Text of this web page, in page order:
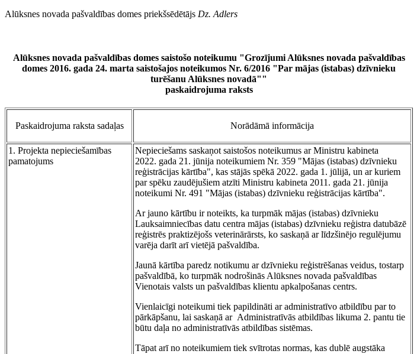
Alūksnes novada pašvaldības domes priekšsēdētājs Dz. Adlers
Alūksnes novada pašvaldības domes saistošo noteikumu "Grozījumi Alūksnes novada pašvaldības
domes 2016. gada 24. marta saistošajos noteikumos Nr. 6/2016 "Par mājas (istabas) dzīvnieku
turēšanu Alūksnes novadā""
paskaidrojuma raksts
Paskaidrojuma raksta sadaļas Norādāmā informācija
1. Projekta nepieciešamības
pamatojums
Nepieciešams saskaņot saistošos noteikumus ar Ministru kabineta
2022. gada 21. jūnija noteikumiem Nr. 359 "Mājas (istabas) dzīvnieku
reģistrācijas kārtība", kas stājās spēkā 2022. gada 1. jūlijā, un ar kuriem
par spēku zaudējušiem atzīti Ministru kabineta 2011. gada 21. jūnija
noteikumi Nr. 491 "Mājas (istabas) dzīvnieku reģistrācijas kārtība".
Ar jauno kārtību ir noteikts, ka turpmāk mājas (istabas) dzīvnieku
Lauksaimniecības datu centra mājas (istabas) dzīvnieku reģistra datubāzē
reģistrēs praktizējošs veterinārārsts, ko saskaņā ar līdzšinējo regulējumu
varēja darīt arī vietējā pašvaldība.
Jaunā kārtība paredz notikumu ar dzīvnieku reģistrēšanas veidus, tostarp
pašvaldībā, ko turpmāk nodrošinās Alūksnes novada pašvaldības
Vienotais valsts un pašvaldības klientu apkalpošanas centrs.
Vienlaicīgi noteikumi tiek papildināti ar administratīvo atbildību par to
pārkāpšanu, lai saskaņā ar Administratīvās atbildības likuma 2. pantu tie
būtu daļa no administratīvās atbildības sistēmas.
Tāpat arī no noteikumiem tiek svītrotas normas, kas dublē augstāka